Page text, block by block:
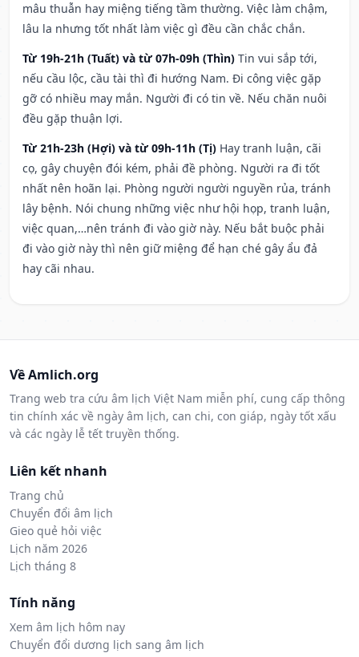
mâu thuẫn hay miệng tiếng tầm thường. Việc làm chậm,
lâu la nhưng tốt nhất làm việc gì đều cần chắc chắn.
Từ 19h-21h (Tuất) và từ 07h-09h (Thìn) Tin vui sắp tới,
nếu cầu lộc, cầu tài thì đi hướng Nam. Đi công việc gặp
gỡ có nhiều may mắn. Người đi có tin về. Nếu chăn nuôi
đều gặp thuận lợi.
Từ 21h-23h (Hợi) và từ 09h-11h (Tị) Hay tranh luận, cãi
cọ, gây chuyện đói kém, phải đề phòng. Người ra đi tốt
nhất nên hoãn lại. Phòng người người nguyền rủa, tránh
lây bệnh. Nói chung những việc như hội họp, tranh luận,
việc quan,…nên tránh đi vào giờ này. Nếu bắt buộc phải
đi vào giờ này thì nên giữ miệng để hạn ché gây ẩu đả
hay cãi nhau.
Về Amlich.org
Trang web tra cứu âm lịch Việt Nam miễn phí, cung cấp thông
tin chính xác về ngày âm lịch, can chi, con giáp, ngày tốt xấu
và các ngày lễ tết truyền thống.
Liên kết nhanh
Trang chủ
Chuyển đổi âm lịch
Gieo quẻ hỏi việc
Lịch năm 2026
Lịch tháng 8
Tính năng
Xem âm lịch hôm nay
Chuyển đổi dương lịch sang âm lịch